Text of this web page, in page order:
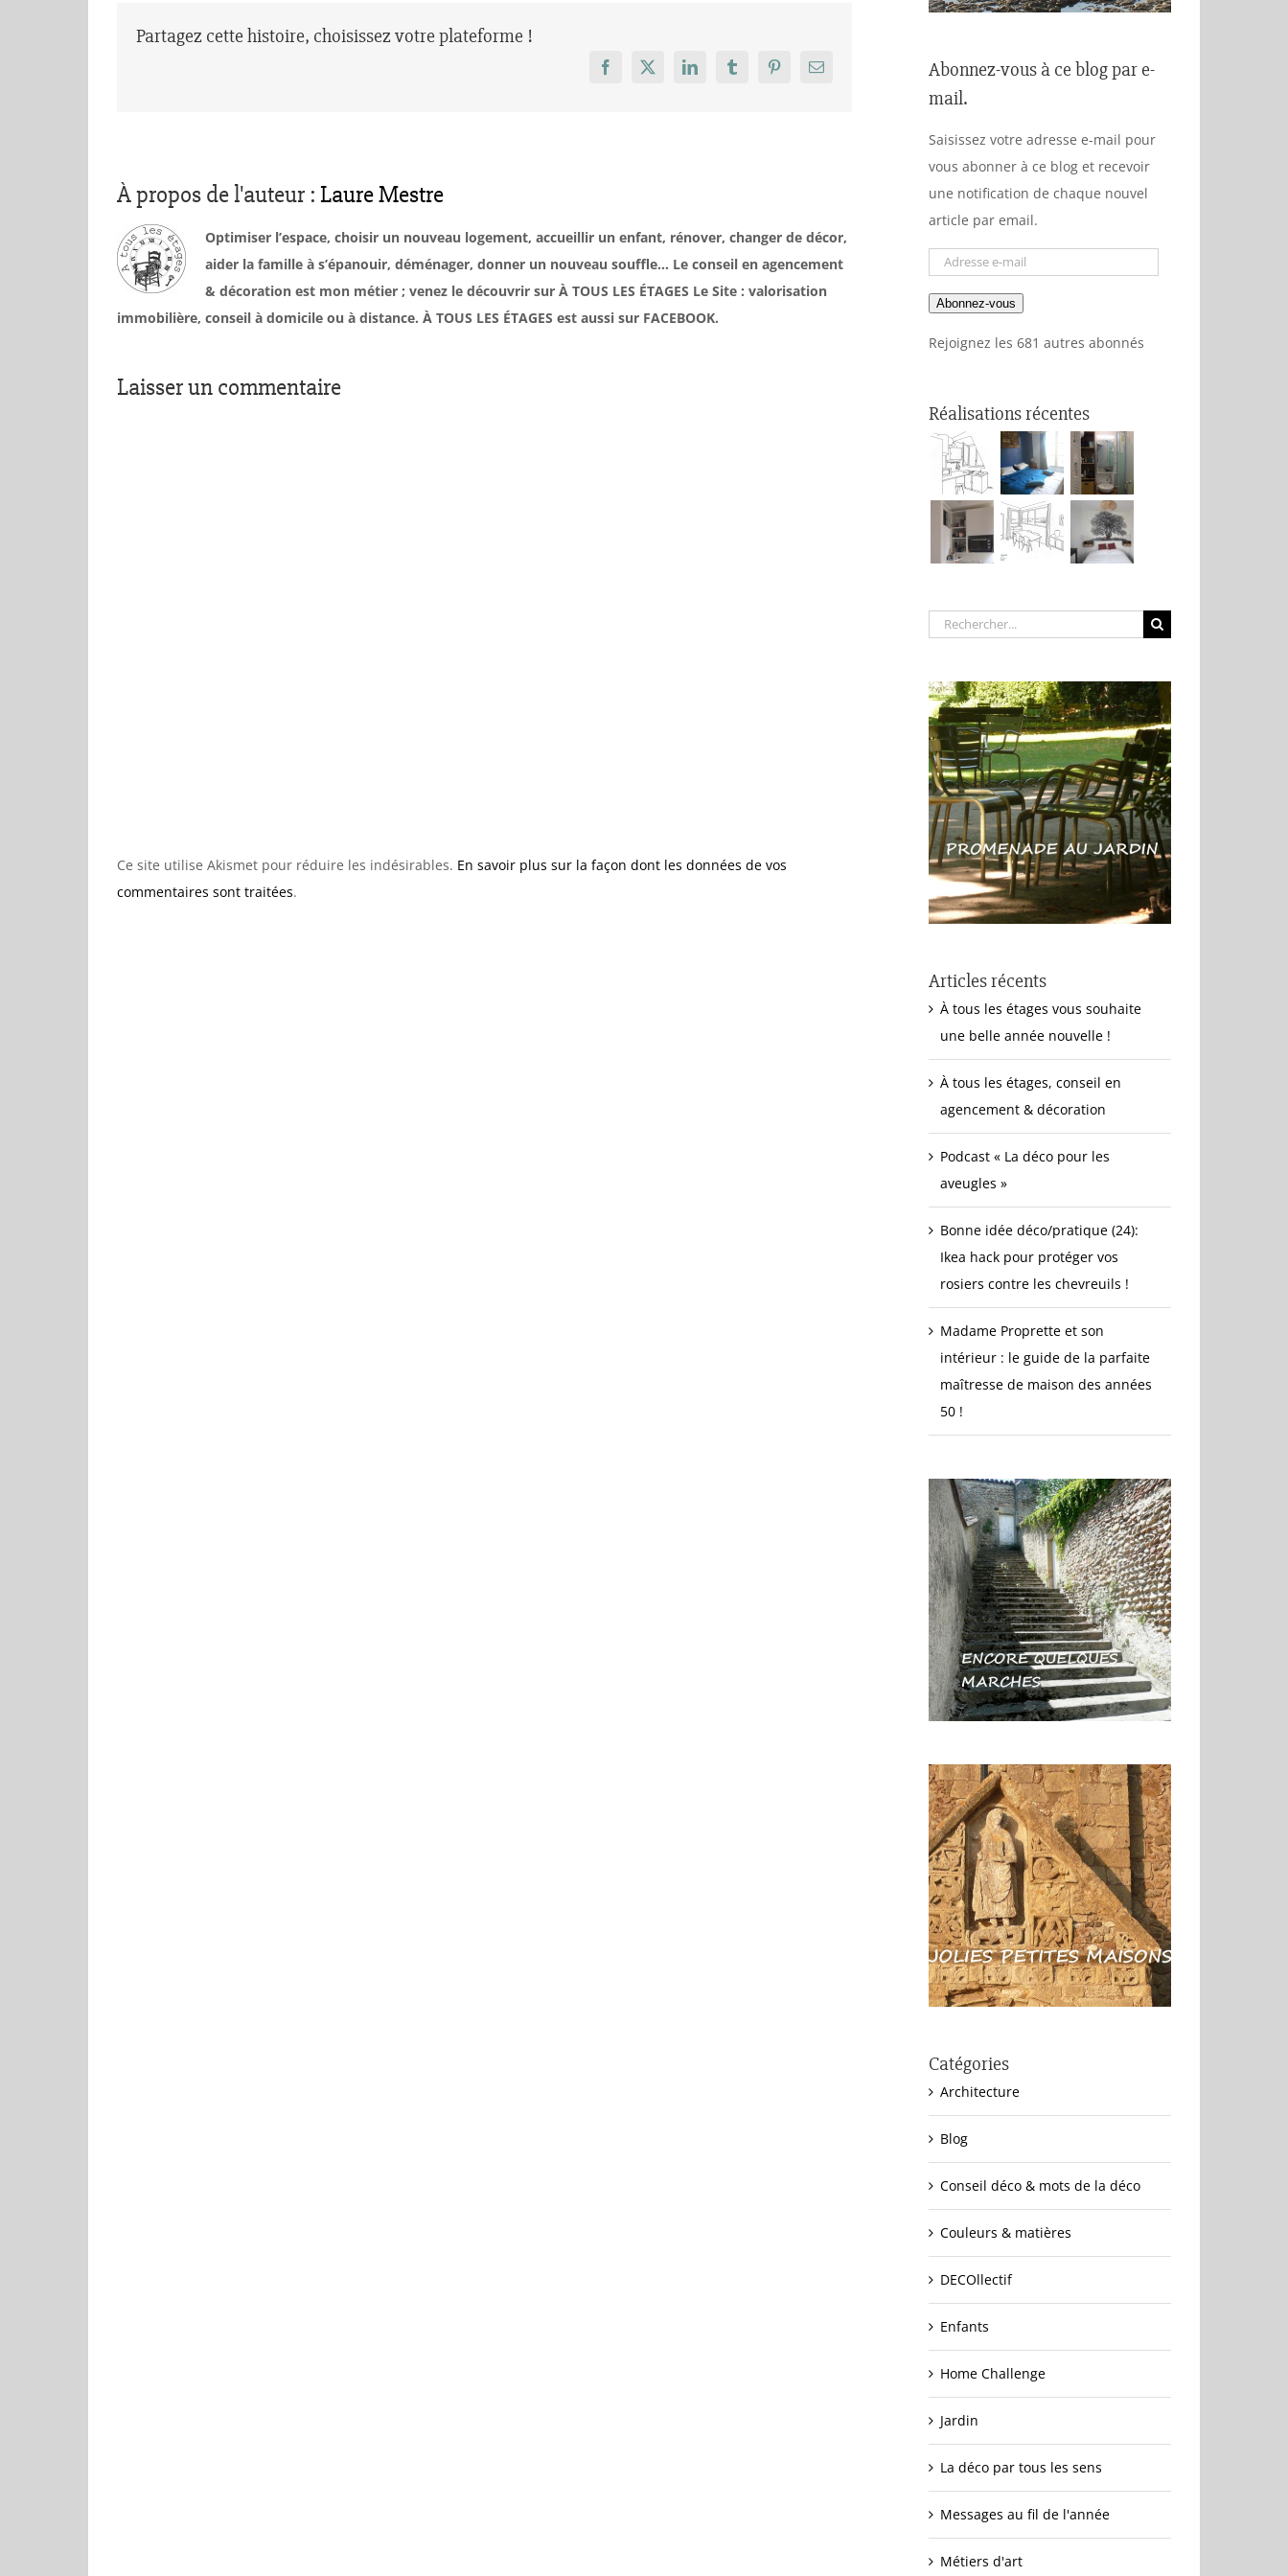
Partagez cette histoire, choisissez votre plateforme !
Facebook
X LinkedInTumblrPinterestEmail
À propos de l'auteur : Laure Mestre
Optimiser l’espace, choisir un nouveau logement, accueillir un enfant, rénover, changer de décor,
aider la famille à s’épanouir, déménager, donner un nouveau souffle… Le conseil en agencement
& décoration est mon métier ; venez le découvrir sur À TOUS LES ÉTAGES Le Site : valorisation
immobilière, conseil à domicile ou à distance. À TOUS LES ÉTAGES est aussi sur FACEBOOK.
Laisser un commentaire
Ce site utilise Akismet pour réduire les indésirables. En savoir plus sur la façon dont les données de vos
commentaires sont traitées.
Abonnez-vous à ce blog par e-
mail.
Saisissez votre adresse e-mail pour
vous abonner à ce blog et recevoir
une notification de chaque nouvel
article par email.
Adresse
mail
Abonnez-vous
Rejoignez les 681 autres abonnés
Réalisations récentes
Rechercher:
Articles récents
À tous les étages vous souhaite
une belle année nouvelle !
À tous les étages, conseil en
agencement & décoration
Podcast « La déco pour les
aveugles »
Bonne idée déco/pratique (24):
Ikea hack pour protéger vos
rosiers contre les chevreuils !
Madame Proprette et son
intérieur : le guide de la parfaite
maîtresse de maison des années
50 !
Catégories
Architecture
Blog
Conseil déco & mots de la déco
Couleurs & matières
DECOllectif
Enfants
Home Challenge
Jardin
La déco par tous les sens
Messages au fil de l'année
Métiers d'art